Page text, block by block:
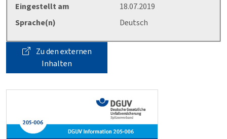
Eingestellt am
18.07.2019
Sprache(n)
Deutsch
Zu den externen
Inhalten